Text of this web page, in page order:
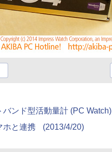
ンド型活動量計 (PC Watch)
ホと連携
(2013/4/20)